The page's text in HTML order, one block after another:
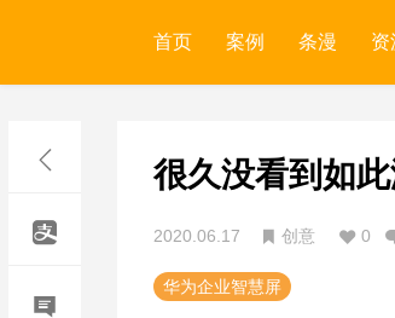
首页 案例 条漫 资
很久没看到如
2020.06.17 创意 0
华为企业智慧屏